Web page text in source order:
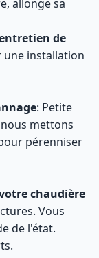
allonge sa
de
installation
: Petite
nous mettons
pérenniser
chaudière
Vous
de l'état.